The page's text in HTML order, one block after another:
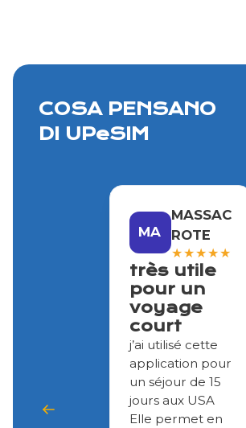
COSA PENSANO
DI UPeSIM
MA
MASSAC
ROTE
★★★★★
très utile
pour un
voyage
court
j’ai utilisé cette
application pour
un séjour de 15
jours aux USA
Elle permet en